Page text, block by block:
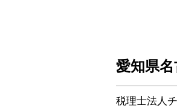
愛知県
税理士法人